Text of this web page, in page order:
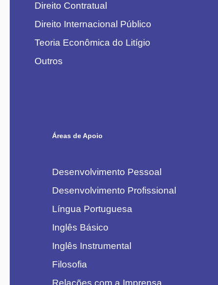
Direito Contratual
Direito Internacional Público
Teoria Econômica do Litígio
Outros
Áreas de Apoio
Desenvolvimento Pessoal
Desenvolvimento Profissional
Língua Portuguesa
Inglês Básico
Inglês Instrumental
Filosofia
Relações com a Imprensa